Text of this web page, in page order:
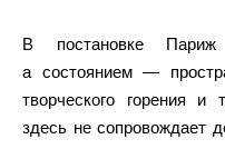
В постановке Париж
а состоянием —
творческого горения
здесь не сопровождает